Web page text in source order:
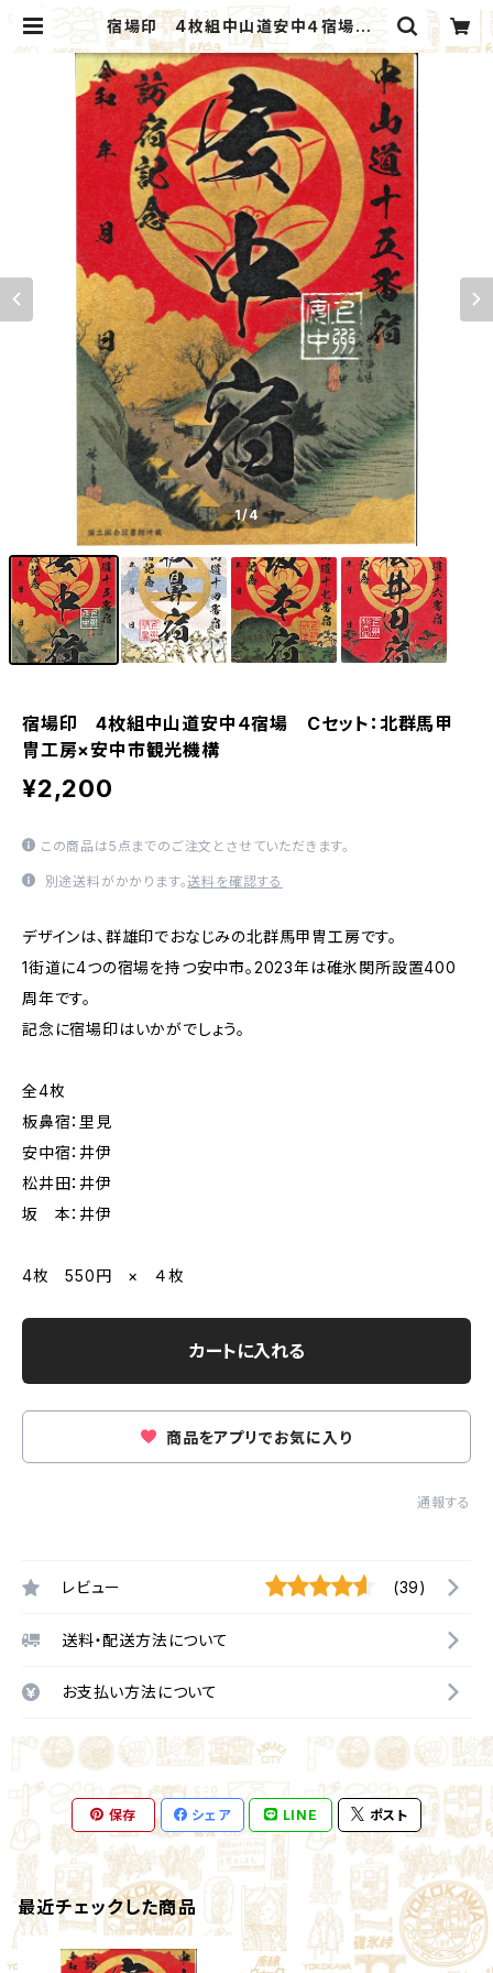
宿場印 4枚組中山道安中４宿場 C
セット：北群馬甲冑工房×安中市観光
機構 | ANNAKA GIFT MARKET
1/4
宿場印 4枚組中山道安中４宿場 Cセット：北群馬甲
冑工房×安中市観光機構
¥2,200
この商品は5点までのご注文とさせていただきます。
別途送料がかかります。送料を確認する
デザインは、群雄印でおなじみの北群馬甲冑工房です。
1街道に4つの宿場を持つ安中市。2023年は碓氷関所設置400
周年です。
記念に宿場印はいかがでしょう。
全4枚
板鼻宿：里見
安中宿：井伊
松井田：井伊
坂 本：井伊
4枚 550円 × ４枚
カートに入れる
商品をアプリでお気に入り
通報する
レビュー (39)
送料・配送方法について
お支払い方法について
保存 シェア LINE ポスト
最近チェックした商品